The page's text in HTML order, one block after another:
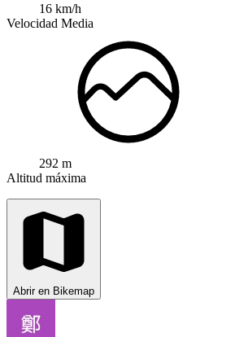
16 km/h
Velocidad Media
292 m
Altitud máxima
Abrir en Bikemap